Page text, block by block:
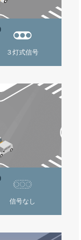
３灯式信号
信号なし